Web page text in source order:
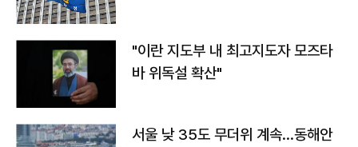
"이란 지도부 내 최고지도자 모즈타
바 위독설 확산"
서울 낮 35도 무더위 계속…동해안